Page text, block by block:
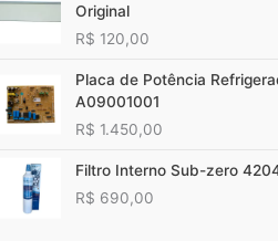
Original
R$ 120,00
Placa de Potência
A09001001
R$ 1.450,00
Filtro Interno Sub-zero
R$ 690,00